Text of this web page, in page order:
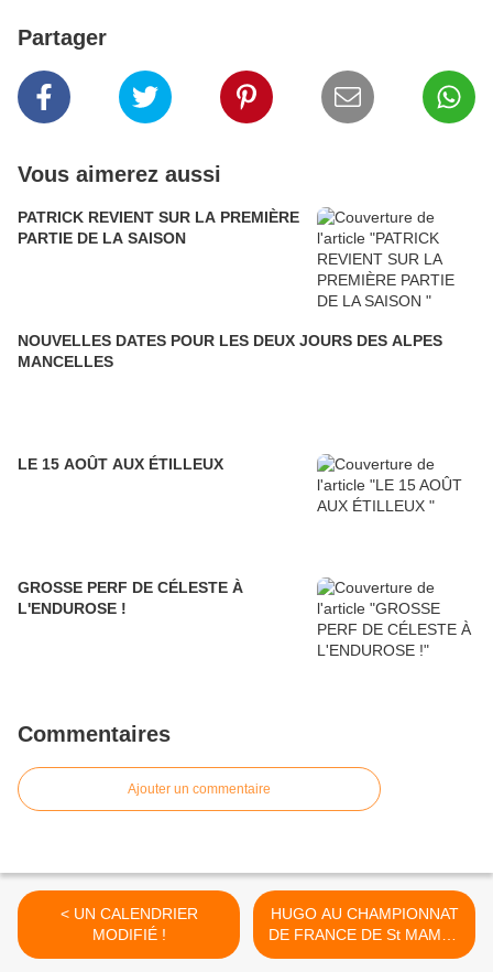
Partager
Vous aimerez aussi
PATRICK REVIENT SUR LA PREMIÈRE
PARTIE DE LA SAISON
NOUVELLES DATES POUR LES DEUX JOURS DES ALPES
MANCELLES
LE 15 AOÛT AUX ÉTILLEUX
GROSSE PERF DE CÉLESTE À
L'ENDUROSE !
Commentaires
Ajouter un commentaire
< UN CALENDRIER
MODIFIÉ !
HUGO AU CHAMPIONNAT
DE FRANCE DE St MAMET
>